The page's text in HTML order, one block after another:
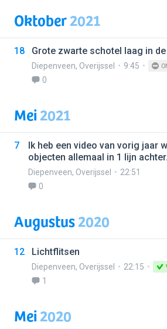
Oktober2021
18 Grote zwarte schotel laag in
Diepenveen, Overijssel 9:45
0
Mei2021
7
Ik heb een video van vorig jaar
objecten allemaal in 1 lijn
Diepenveen, Overijssel
22:51
0
Augustus2020
12 Lichtflitsen
Diepenveen, Overijssel 22:15
1
Mei2020